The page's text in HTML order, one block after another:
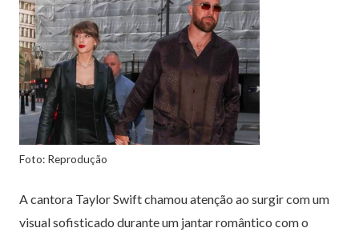
Foto: Reprodução
A cantora Taylor Swift chamou atenção ao surgir com um
visual sofisticado durante um jantar romântico com o